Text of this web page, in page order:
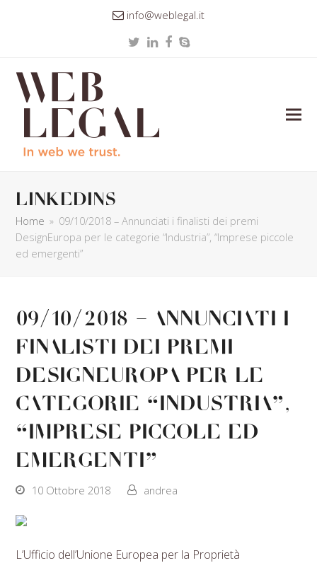
info@weblegal.it
TwitterLinkedIn
Facebook
Skype
linkedins
Home » 09/10/2018 – Annunciati i finalisti dei premi
DesignEuropa per le categorie “Industria”, “Imprese piccole
ed emergenti”
09/10/2018 – Annunciati i
finalisti dei premi
DesignEuropa per le
categorie “Industria”,
“Imprese piccole ed
emergenti”
10 Ottobre 2018 andrea
L’Ufficio dell’Unione Europea per la Proprietà